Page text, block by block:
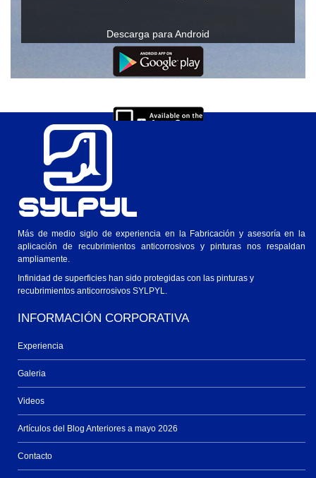
Descarga para Android
Más de medio siglo de experiencia en la Fabricación y asesoría en la
aplicación de recubrimientos anticorrosivos y pinturas nos respaldan
ampliamente.
Infinidad de superficies han sido protegidas con las pinturas y
recubrimientos anticorrosivos SYLPYL.
INFORMACIÓN CORPORATIVA
Experiencia
Galeria
Videos
Artículos del Blog Anteriores a mayo 2026
Contacto